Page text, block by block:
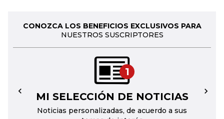
CONOZCA LOS BENEFICIOS EXCLUSIVOS PARA
NUESTROS SUSCRIPTORES
1
MI SELECCIÓN DE NOTICIAS
Noticias personalizadas, de acuerdo a sus
← →